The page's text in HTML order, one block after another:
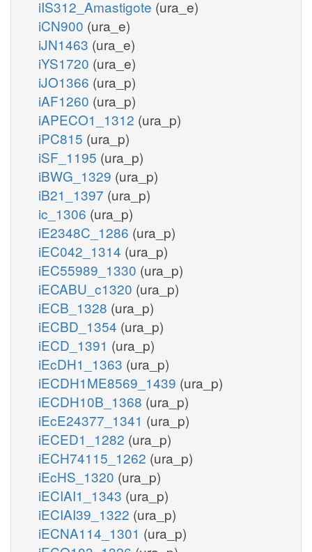
iIS312_Amastigote (ura_e)
iCN900 (ura_e)
iJN1463 (ura_e)
iYS1720 (ura_e)
iJO1366 (ura_p)
iAF1260 (ura_p)
iAPECO1_1312 (ura_p)
iPC815 (ura_p)
iSF_1195 (ura_p)
iBWG_1329 (ura_p)
iB21_1397 (ura_p)
ic_1306 (ura_p)
iE2348C_1286 (ura_p)
iEC042_1314 (ura_p)
iEC55989_1330 (ura_p)
iECABU_c1320 (ura_p)
iECB_1328 (ura_p)
iECBD_1354 (ura_p)
iECD_1391 (ura_p)
iEcDH1_1363 (ura_p)
iECDH1ME8569_1439 (ura_p)
iECDH10B_1368 (ura_p)
iEcE24377_1341 (ura_p)
iECED1_1282 (ura_p)
iECH74115_1262 (ura_p)
iEcHS_1320 (ura_p)
iECIAI1_1343 (ura_p)
iECIAI39_1322 (ura_p)
iECNA114_1301 (ura_p)